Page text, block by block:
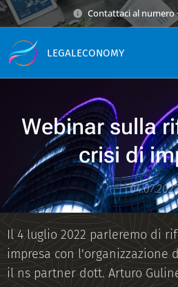
Contattaci al numero
LEGALECONOMY
Webinar sulla
crisi di
Il 4 luglio 2022 parleremo di
impresa con l'organizzazione
il ns partner dott. Arturo